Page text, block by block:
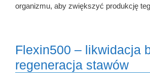
organizmu, aby zwiększyć produkcję
Flexin500 – likwidacja
regeneracja stawów